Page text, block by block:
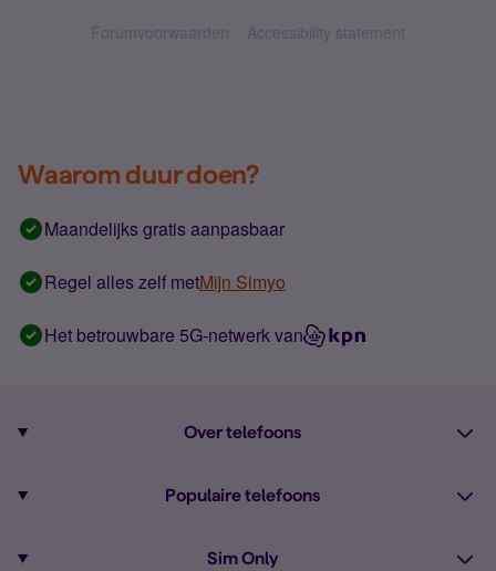
Forumvoorwaarden Accessibility statement
Waarom duur doen?
Maandelijks gratis aanpasbaar
Regel alles zelf metMijn Simyo
Het betrouwbare 5G-netwerk van
Over telefoons
Alle telefoons
Populaire telefoons
Sim Only